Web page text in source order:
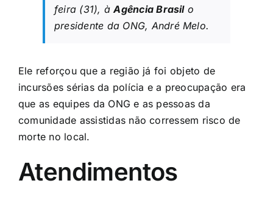
feira (31), àAgência Brasilo
presidente da ONG, André Melo.
Ele reforçou que a região já foi objeto de
incursões sérias da polícia e a preocupação era
que as equipes da ONG e as pessoas da
comunidade assistidas não corressem risco de
morte no local.
Atendimentos